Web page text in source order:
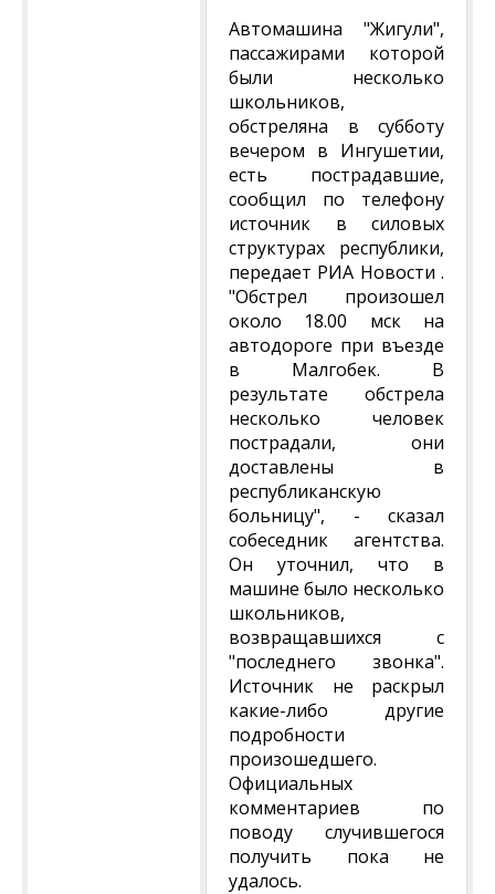
Автомашина "Жигули",
пассажирами которой
были несколько
школьников,
обстреляна в субботу
вечером в Ингушетии,
есть пострадавшие,
сообщил по телефону
источник в силовых
структурах республики,
передает РИА Новости .
"Обстрел произошел
около 18.00 мск на
автодороге при въезде
в Малгобек. В
результате обстрела
несколько человек
пострадали, они
доставлены в
республиканскую
больницу", - сказал
собеседник агентства.
Он уточнил, что в
машине было несколько
школьников,
возвращавшихся с
"последнего звонка".
Источник не раскрыл
какие-либо другие
подробности
произошедшего.
Официальных
комментариев по
поводу случившегося
получить пока не
удалось.